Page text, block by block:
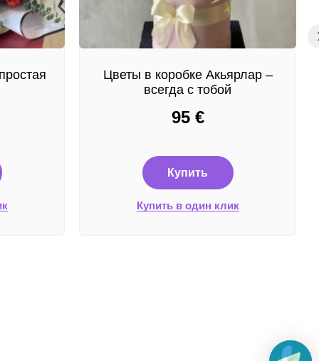
Цветы в коробке Акьярлар –
всегда с тобой
95 €
Купить
Купить в один клик